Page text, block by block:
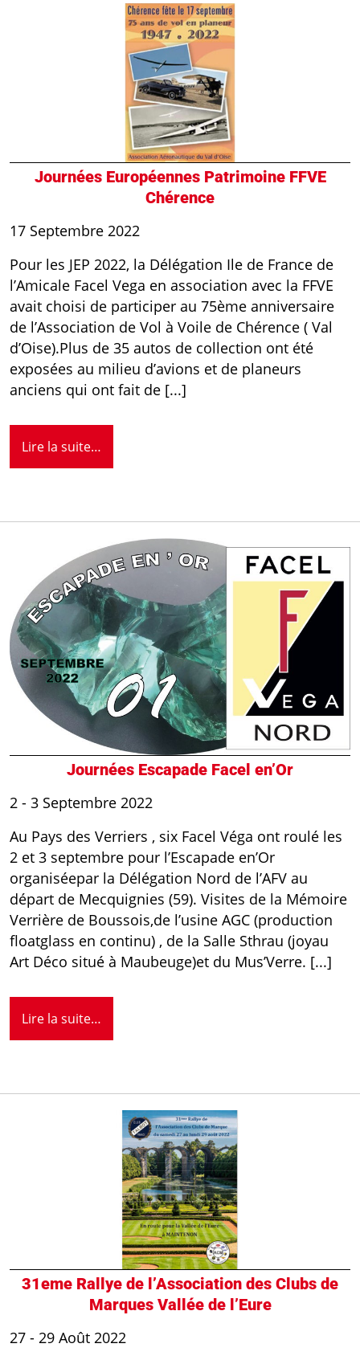
Journées Européennes Patrimoine FFVE
Chérence
17 Septembre 2022
Pour les JEP 2022, la Délégation Ile de France de
l’Amicale Facel Vega en association avec la FFVE
avait choisi de participer au 75ème anniversaire
de l’Association de Vol à Voile de Chérence ( Val
d’Oise).Plus de 35 autos de collection ont été
exposées au milieu d’avions et de planeurs
anciens qui ont fait de [...]
Lire la suite…
Journées Escapade Facel en’Or
2 - 3 Septembre 2022
Au Pays des Verriers , six Facel Véga ont roulé les
2 et 3 septembre pour l’Escapade en’Or
organiséepar la Délégation Nord de l’AFV au
départ de Mecquignies (59). Visites de la Mémoire
Verrière de Boussois,de l’usine AGC (production
floatglass en continu) , de la Salle Sthrau (joyau
Art Déco situé à Maubeuge)et du Mus’Verre. [...]
Lire la suite…
31eme Rallye de l’Association des Clubs de
Marques Vallée de l’Eure
27 - 29 Août 2022